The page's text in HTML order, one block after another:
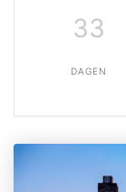
33
DAGEN